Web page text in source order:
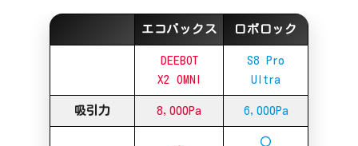
エコバックス ロボロック
DEEBOT
X2 OMNI
S8 Pro
Ultra
吸引力 8,000Pa 6,000Pa
〇